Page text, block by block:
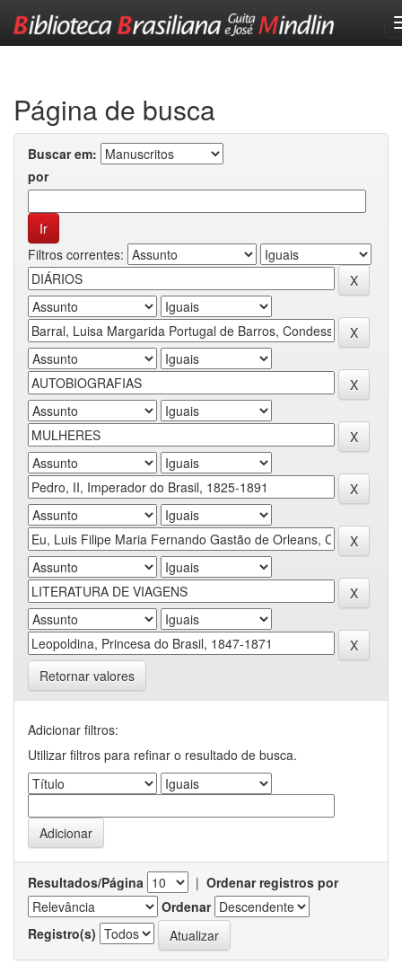
Página de busca
Buscar em:
por
Filtros correntes:
Retornar valores
Adicionar filtros:
Utilizar filtros para refinar o resultado de busca.
Resultados/Página | Ordenar registros por
Ordenar
Registro(s)